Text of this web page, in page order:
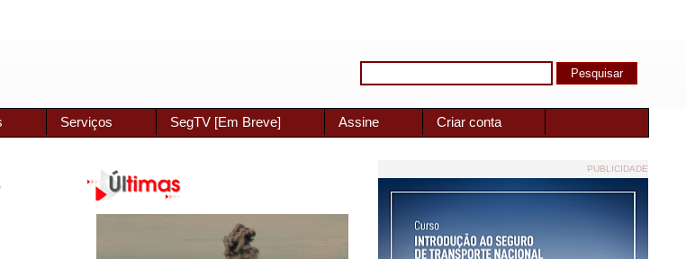
Serviços SegTV [Em Breve] Assine Criar conta
PUBLICIDADE